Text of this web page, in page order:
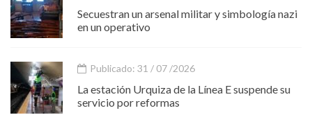
Secuestran un arsenal militar y simbología nazi
en un operativo
Publicado: 31 / 07 /2026
La estación Urquiza de la Línea E suspende su
servicio por reformas